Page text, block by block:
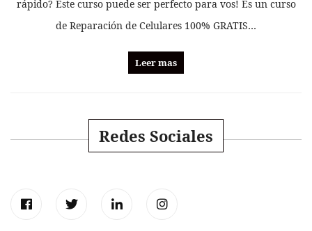
rápido? Este curso puede ser perfecto para vos! Es un curso
de Reparación de Celulares 100% GRATIS…
Leer mas
Redes Sociales